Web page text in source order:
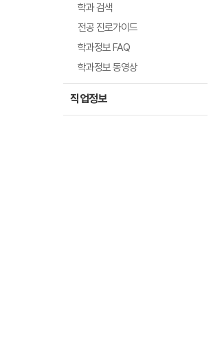
학과 검색
전공 진로가이드
학과정보 FAQ
학과정보 동영상
직업정보